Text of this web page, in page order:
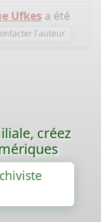
Ufkes a été
l'auteur
créez